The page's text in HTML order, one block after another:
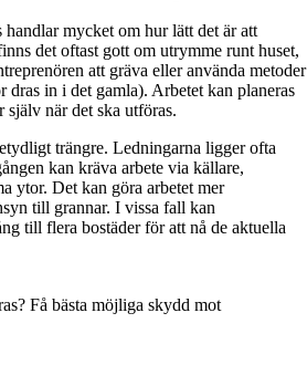
mycket om hur lätt det är att
det oftast gott om utrymme runt huset,
att gräva eller använda metoder
dras in i det gamla). Arbetet kan planeras
själv när det ska utföras.
trängre. Ledningarna ligger ofta
kan kräva arbete via källare,
ytor. Det kan göra arbetet mer
till grannar. I vissa fall kan
till flera bostäder för att nå de aktuella
Få bästa möjliga skydd mot